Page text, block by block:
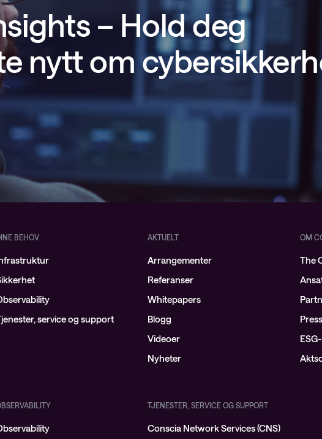
– Hold deg
nytt om
BEHOV
service og support
AKTUELT
Arrangementer
Referanser
Whitepapers
Blogg
Videoer
Nyheter
OM
The
TJENESTER, SERVICE OG SUPPORT
Conscia Network Services (CNS)